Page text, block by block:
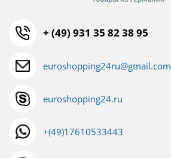
+ (49) 931 35 82 38 95
euroshopping24ru@gmail.com
euroshopping24.ru
+(49)17610533443